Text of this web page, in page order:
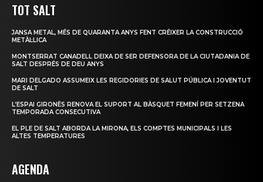
TOT SALT
JANSA METAL, MÉS DE QUARANTA ANYS FENT CRÉIXER LA CONSTRUCCIÓ
METÀL·LICA
MONTSERRAT CANADELL DEIXA DE SER DEFENSORA DE LA CIUTADANIA DE
SALT DESPRÉS DE DEU ANYS
MARI DELGADO ASSUMEIX LES REGIDORIES DE SALUT PÚBLICA I JOVENTUT
DE SALT
L’ESPAI GIRONÈS RENOVA EL SUPORT AL BÀSQUET FEMENÍ PER SETZENA
TEMPORADA CONSECUTIVA
EL PLE DE SALT ABORDA LA MIRONA, ELS COMPTES MUNICIPALS I LES
ALTES TEMPERATURES
AGENDA